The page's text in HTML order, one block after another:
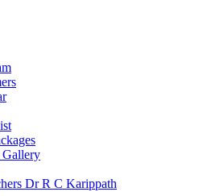
Dr R C Karippath